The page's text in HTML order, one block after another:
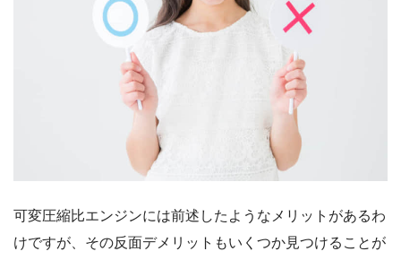
可変圧縮比エンジンには前述したようなメリットがあるわ
けですが、その反面デメリットもいくつか見つけることが